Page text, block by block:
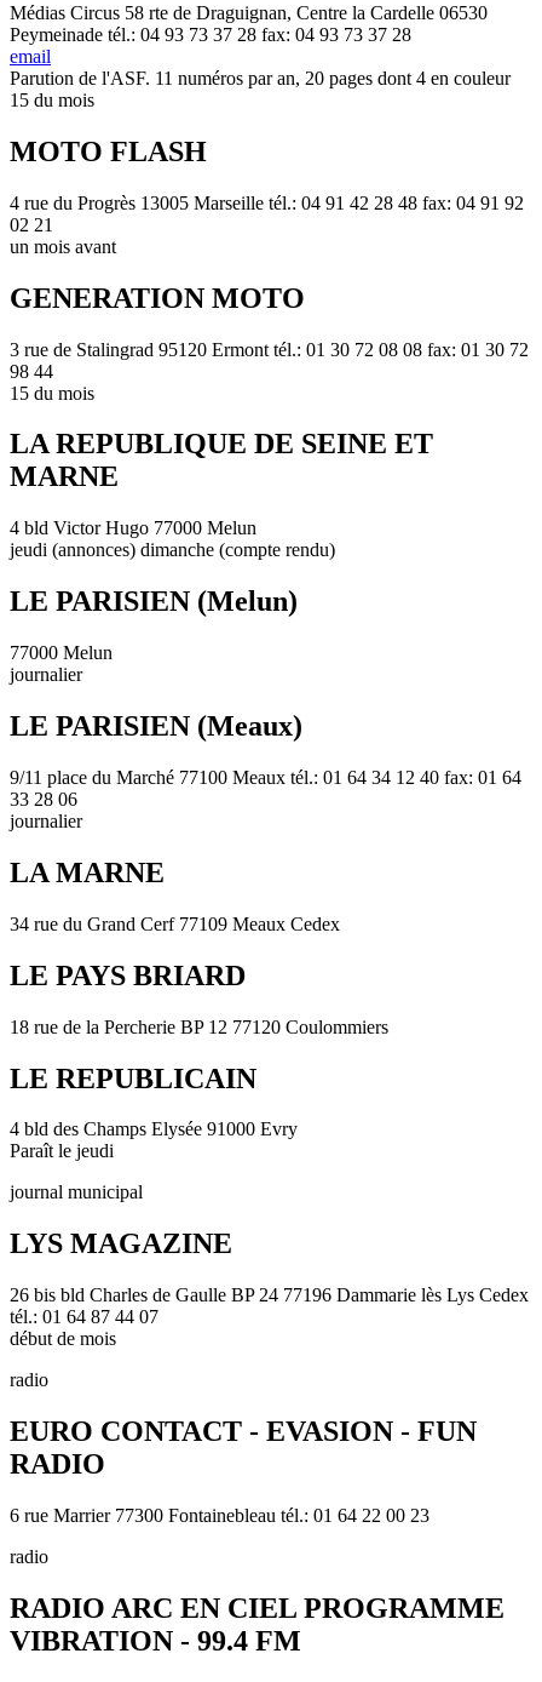
Médias Circus 58 rte de Draguignan, Centre la Cardelle 06530
Peymeinade tél.: 04 93 73 37 28 fax: 04 93 73 37 28
email
Parution de l'ASF. 11 numéros par an, 20 pages dont 4 en couleur
15 du mois
MOTO FLASH
4 rue du Progrès 13005 Marseille tél.: 04 91 42 28 48 fax: 04 91 92
02 21
un mois avant
GENERATION MOTO
3 rue de Stalingrad 95120 Ermont tél.: 01 30 72 08 08 fax: 01 30 72
98 44
15 du mois
LA REPUBLIQUE DE SEINE ET
MARNE
4 bld Victor Hugo 77000 Melun
jeudi (annonces) dimanche (compte rendu)
LE PARISIEN (Melun)
77000 Melun
journalier
LE PARISIEN (Meaux)
9/11 place du Marché 77100 Meaux tél.: 01 64 34 12 40 fax: 01 64
33 28 06
journalier
LA MARNE
34 rue du Grand Cerf 77109 Meaux Cedex
LE PAYS BRIARD
18 rue de la Percherie BP 12 77120 Coulommiers
LE REPUBLICAIN
4 bld des Champs Elysée 91000 Evry
Paraît le jeudi
journal municipal
LYS MAGAZINE
26 bis bld Charles de Gaulle BP 24 77196 Dammarie lès Lys Cedex
tél.: 01 64 87 44 07
début de mois
radio
EURO CONTACT - EVASION - FUN
RADIO
6 rue Marrier 77300 Fontainebleau tél.: 01 64 22 00 23
radio
RADIO ARC EN CIEL PROGRAMME
VIBRATION - 99.4 FM